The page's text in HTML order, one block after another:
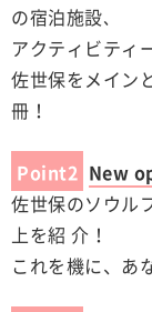
の宿泊施設､
アクティビティ
佐世保をメイン
冊！
Point2 New
佐世保のソウル
上を紹 介！
これを機に、あ